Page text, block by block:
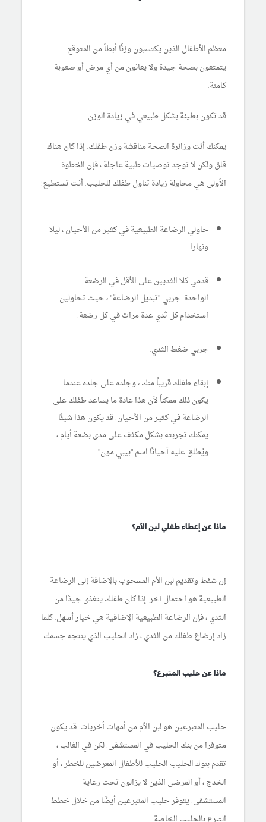
معظم الأطفال الذين يكتسبون وزنًا أبطأ من المتوقع
يتمتعون بصحة جيدة ولا يعانون من أي مرض أو صعوبة
كامنة.
قد تكون بطيئة بشكل طبيعي في زيادة الوزن .
يمكنك أنت وزائرة الصحة مناقشة وزن طفلك. إذا كان هناك
قلق ولكن لا توجد توصيات طبية عاجلة ، فإن الخطوة
الأولى هي محاولة زيادة تناول طفلك للحليب. أنت تستطيع:
حاولي الرضاعة الطبيعية في كثير من الأحيان ، ليلا
ونهارا.
قدمي كلا الثديين على الأقل في الرضعة
الواحدة. جربي "تبديل الرضاعة" ، حيث تحاولين
استخدام كل ثدي عدة مرات في كل رضعة.
جربي ضغط الثدي.
إبقاء طفلك قريباً منك ، وجلده على جلده عندما
يكون ذلك ممكناً لأن هذا عادة ما يساعد طفلك على
الرضاعة في كثير من الأحيان. قد يكون هذا شيئًا
يمكنك تجربته بشكل مكثف على مدى بضعة أيام ،
ويُطلق عليه أحيانًا اسم "بيبي مون".
ماذا عن إعطاء طفلي لبن الأم؟
إن شفط وتقديم لبن الأم المسحوب بالإضافة إلى الرضاعة
الطبيعية هو احتمال آخر. إذا كان طفلك يتغذى جيدًا من
الثدي ، فإن الرضاعة الطبيعية الإضافية هي خيار أسهل. كلما
زاد إرضاع طفلك من الثدي ، زاد الحليب الذي ينتجه جسمك.
ماذا عن حليب المتبرع؟
حليب المتبرعين هو لبن الأم من أمهات أخريات. قد يكون
متوفرا من بنك الحليب في المستشفى. لكن في الغالب ،
تقدم بنوك الحليب الحليب للأطفال المعرضين للخطر ، أو
الخدج ، أو المرضى الذين لا يزالون تحت رعاية
المستشفى. يتوفر حليب المتبرعين أيضًا من خلال خطط